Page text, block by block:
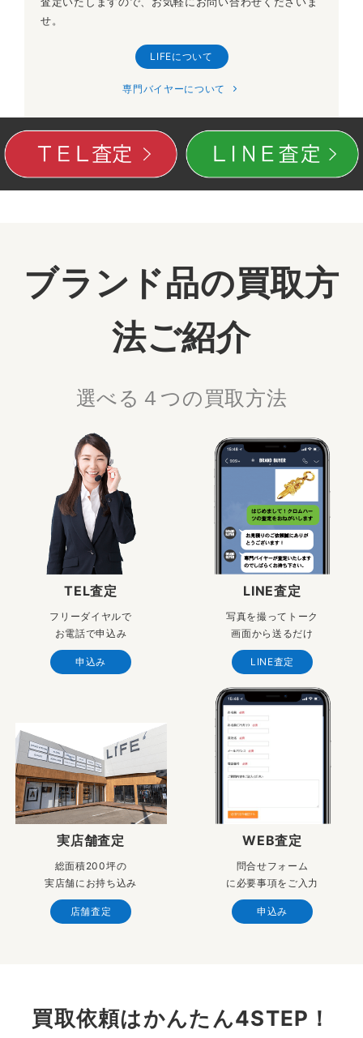
せ。
LIFEについて
専門バイヤーについて
ブランド品の買取方
法ご紹介
選べる４つの買取方法
TEL査定
フリーダイヤルで
お電話で申込み
申込み
LINE査定
写真を撮ってトーク
画面から送るだけ
LINE査定
実店舗査定
総面積200坪の
実店舗にお持ち込み
店舗査定
WEB査定
問合せフォーム
に必要事項をご入力
申込み
買取依頼はかんたん4STEP！